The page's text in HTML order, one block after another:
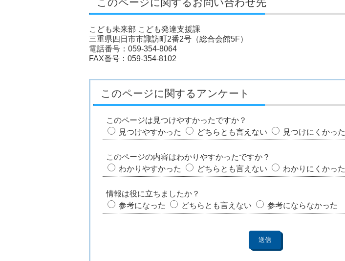
こども未来部 こども発達支援課
三重県四日市市諏訪町2番2号（総合会館5F）
電話番号：059-354-8064
FAX番号：059-354-8102
このページに関するアンケート
このページは見つけやすかったですか？
見つけやすかった
どちらとも言えない 見つけにくかった
このページの内容はわかりやすかったですか？
わかりやすかった
どちらとも言えない わかりにくかった
情報は役に立ちましたか？
参考になった
どちらとも言えない 参考にならなかった